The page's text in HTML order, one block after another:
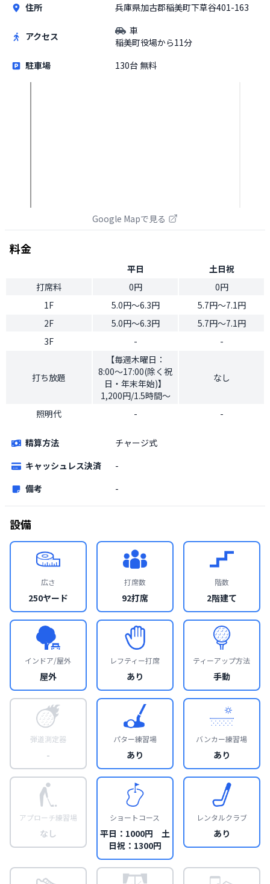
住所 兵庫県加古郡稲美町下草谷401-163
アクセス
車
稲美町役場から11分
駐車場
130台 無料
Google Mapで見る
料金
平日
土日祝
打席料
0円
0円
1F
5.0円〜6.3円
5.7円〜7.1円
2F
5.0円〜6.3円
5.7円〜7.1円
3F
- -
打ち放題
【毎週木曜日：
8:00〜17:00(除く祝
日・年末年始)】
1,200円/1.5時間～
なし
照明代 - -
精算方法
チャージ式
キャッシュレス決済
-
備考
-
設備
広さ
250ヤード
打席数
92打席
階数
2階建て
インドア/屋外
屋外
レフティー打席
あり
ティーアップ方法
手動
弾道測定器
-
パター練習場
あり
バンカー練習場
あり
アプローチ練習場
なし
ショートコース
平日：1000円 土
日祝：1300円
レンタルクラブ
あり